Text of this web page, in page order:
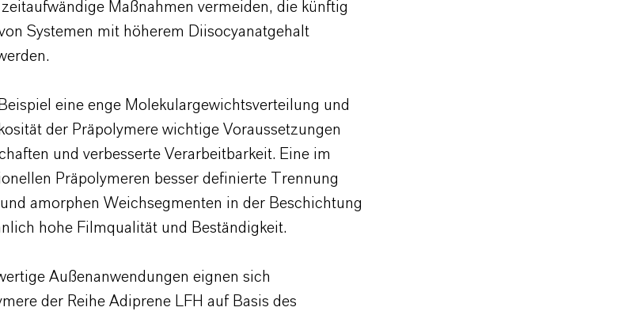
Maßnahmen vermeiden, die künftig
Systemen mit höherem Diisocyanatgehalt
eine enge Molekulargewichtsverteilung und
der Präpolymere wichtige Voraussetzungen
und verbesserte Verarbeitbarkeit. Eine im
Präpolymeren besser definierte Trennung
amorphen Weichsegmenten in der Beschichtung
hohe Filmqualität und Beständigkeit.
Außenanwendungen eignen sich
der Reihe Adiprene LFH auf Basis des